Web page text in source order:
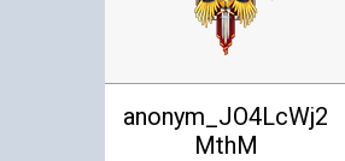
anonym_JO4LcWj2
MthM